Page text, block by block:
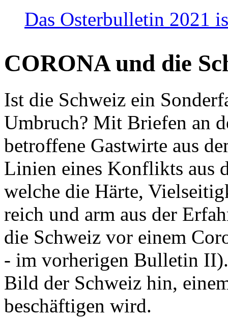
Das Osterbulletin 2021
CORONA und die
Ist die Schweiz ein
Umbruch? Mit Briefen an
betroffene Gastwirte aus
Linien eines Konflikts aus
welche die Härte,
reich und arm aus der
die Schweiz vor einem
- im vorherigen Bulletin
Bild der Schweiz hin,
beschäftigen wird.